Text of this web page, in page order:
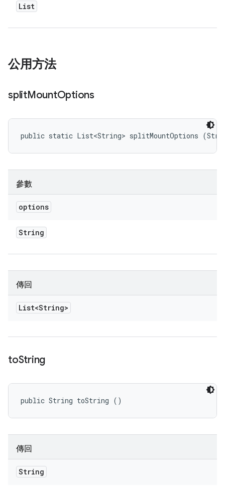
List
公用方法
splitMountOptions
public static List<String> splitMountOptions
參數
options
String
傳回
List<String>
toString
public String toString ()
傳回
String